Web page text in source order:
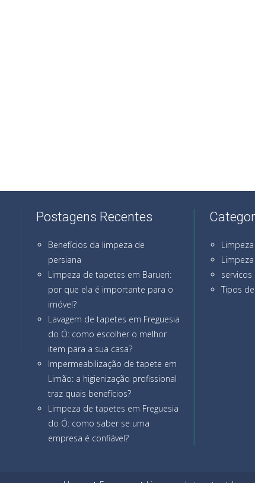
Postagens Recentes
Benefícios da limpeza de
persiana
Limpeza de tapetes em Barueri:
por que ela é importante para o
imóvel?
Lavagem de tapetes em Freguesia
do Ó: como escolher o melhor
item para a sua casa?
Impermeabilização de tapete em
Limão: a higienização profissional
traz quais benefícios?
Limpeza de tapetes em Freguesia
do Ó: como saber se uma
empresa é confiável?
Limpeza
servicos
Tipos